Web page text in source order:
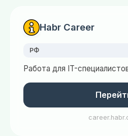
Habr Career
РФ
Работа для IT-